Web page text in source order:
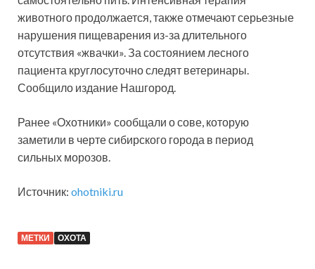
животного продолжается, также отмечают серьезные
нарушения пищеварения из-за длительного
отсутствия «жвачки». За состоянием лесного
пациента круглосуточно следят ветеринары.
Сообщило издание Нашгород.
Ранее «Охотники» сообщали о сове, которую
заметили в черте сибирского города в период
сильных морозов.
Источник: ohotniki.ru
МЕТКИ ОХОТА